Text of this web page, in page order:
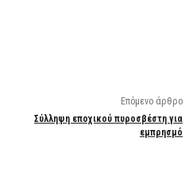
Επόμενο άρθρο
Σύλληψη εποχικού πυροσβέστη για
εμπρησμό